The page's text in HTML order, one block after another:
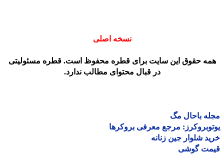
نسخه اصلی
حقوق این سایت برای قطره محفوظ است. قطره مسئولیتی
در قبال محتوای مطالب ندارد.
باحال مگ
مرجع معرفی بروکرها
شلوار جین زنانه
گوشی